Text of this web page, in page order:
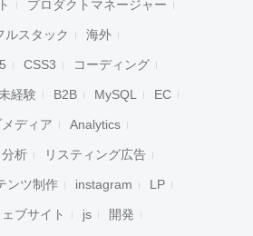
プロダクトマネージャー
ルスタック 海外
CSS3 コーディング
経験 B2B MySQL EC
ディア Analytics
析 リスティング広告
ンツ制作 instagram LP
ブサイト js 開発